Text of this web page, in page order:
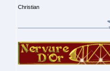
Christian